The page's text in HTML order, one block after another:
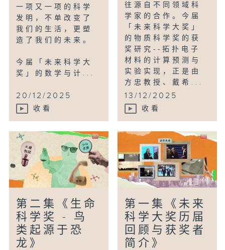
一项又一项的科学
发明，不单改变了
我们的生活，更塑
造了我们的未来。
今届「未来科学大
奖」的数学与计...
20/12/2025
收看
往源自不同领域科
学家的合作。今届
「未来科学大奖」
的物质科学奖的获
奖研究--拓扑电子
材料的计算预测与
实验实现，正是由
方忠教授、戴希...
13/12/2025
收看
第二集《生命
科学奖 - 鸟
类起源于恐
龙》
第一集《未来
科学大奖历届
回顾与获奖者
简介》